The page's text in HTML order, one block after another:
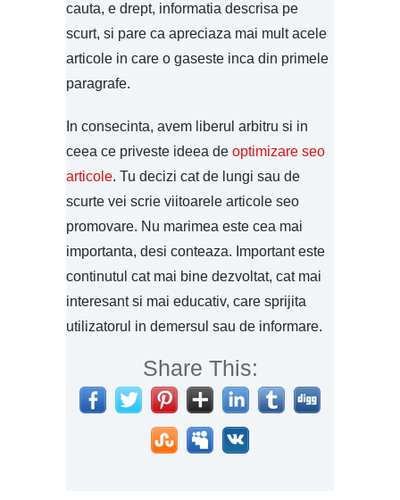
cauta, e drept, informatia descrisa pe
scurt, si pare ca apreciaza mai mult acele
articole in care o gaseste inca din primele
paragrafe.
In consecinta, avem liberul arbitru si in
ceea ce priveste ideea de optimizare seo
articole. Tu decizi cat de lungi sau de
scurte vei scrie viitoarele articole seo
promovare. Nu marimea este cea mai
importanta, desi conteaza. Important este
continutul cat mai bine dezvoltat, cat mai
interesant si mai educativ, care sprijita
utilizatorul in demersul sau de informare.
Share This: